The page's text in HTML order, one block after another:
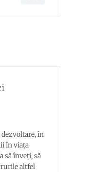
dezvoltare, în
în viața
să înveți, să
altfel